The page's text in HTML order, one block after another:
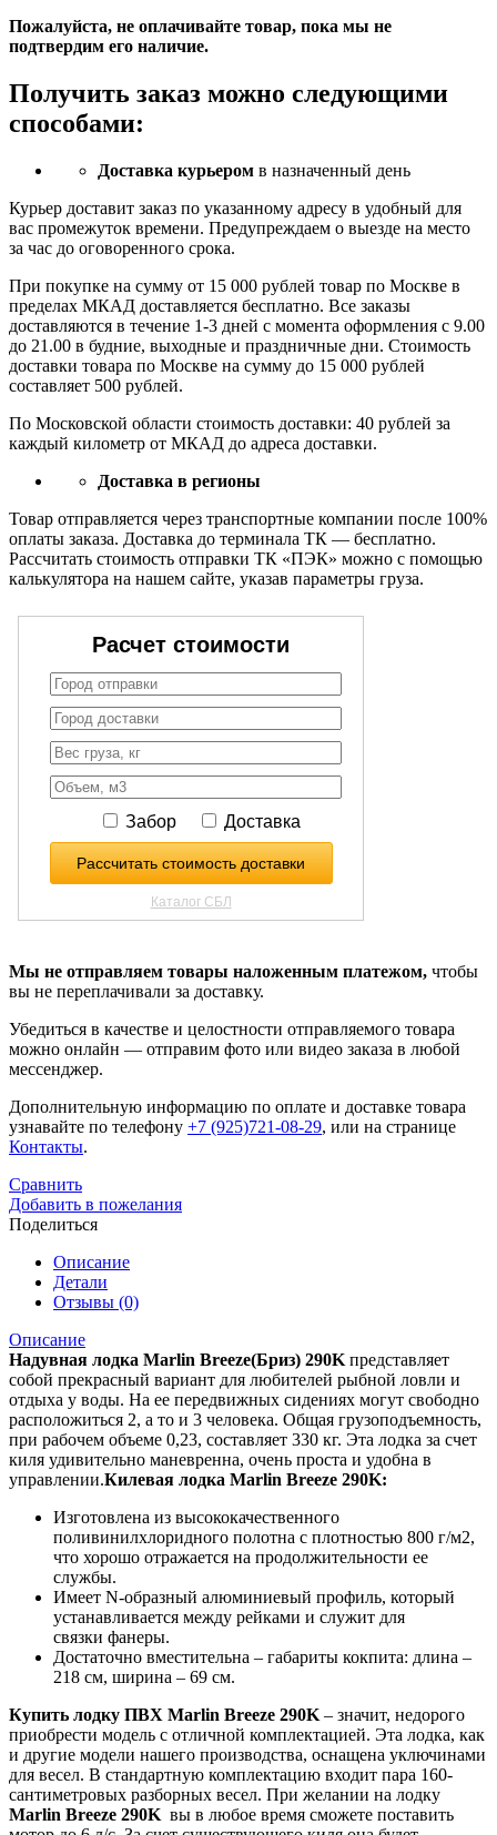
Пожалуйста, не оплачивайте товар, пока мы не
подтвердим его наличие.
Получить заказ можно следующими
способами:
Доставка курьером в назначенный день
Курьер доставит заказ по указанному адресу в удобный для
вас промежуток времени. Предупреждаем о выезде на место
за час до оговоренного срока.
При покупке на сумму от 15 000 рублей товар по Москве в
пределах МКАД доставляется бесплатно. Все заказы
доставляются в течение 1-3 дней с момента оформления с 9.00
до 21.00 в будние, выходные и праздничные дни. Стоимость
доставки товара по Москве на сумму до 15 000 рублей
составляет 500 рублей.
По Московской области стоимость доставки: 40 рублей за
каждый километр от МКАД до адреса доставки.
Доставка в регионы
Товар отправляется через транспортные компании после 100%
оплаты заказа. Доставка до терминала ТК — бесплатно.
Рассчитать стоимость отправки ТК «ПЭК» можно с помощью
калькулятора на нашем сайте, указав параметры груза.
Мы не отправляем товары наложенным платежом, чтобы
вы не переплачивали за доставку.
Убедиться в качестве и целостности отправляемого товара
можно онлайн — отправим фото или видео заказа в любой
мессенджер.
Дополнительную информацию по оплате и доставке товара
узнавайте по телефону +7 (925)721-08-29, или на странице
Контакты.
Сравнить
Добавить в пожелания
Поделиться
Описание
Детали
Отзывы (0)
Описание
Надувная лодка Marlin Breeze(Бриз) 290K представляет
собой прекрасный вариант для любителей рыбной ловли и
отдыха у воды. На ее передвижных сидениях могут свободно
расположиться 2, а то и 3 человека. Общая грузоподъемность,
при рабочем объеме 0,23, составляет 330 кг. Эта лодка за счет
киля удивительно маневренна, очень проста и удобна в
управлении.Килевая лодка Marlin Breeze 290K:
Изготовлена из высококачественного
поливинилхлоридного полотна с плотностью 800 г/м2,
что хорошо отражается на продолжительности ее
службы.
Имеет N-образный алюминиевый профиль, который
устанавливается между рейками и служит для
связки фанеры.
Достаточно вместительна – габариты кокпита: длина –
218 см, ширина – 69 см.
Купить лодку ПВХ Marlin Breeze 290K – значит, недорого
приобрести модель с отличной комплектацией. Эта лодка, как
и другие модели нашего производства, оснащена уключинами
для весел. В стандартную комплектацию входит пара 160-
сантиметровых разборных весел. При желании на лодку
Marlin Breeze 290K вы в любое время сможете поставить